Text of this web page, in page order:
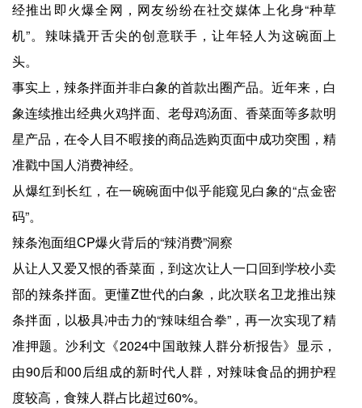
经推出即火爆全网，网友纷纷在社交媒体上化身“种草
机”。辣味撬开舌尖的创意联手，让年轻人为这碗面上
头。
事实上，辣条拌面并非白象的首款出圈产品。近年来，白
象连续推出经典火鸡拌面、老母鸡汤面、香菜面等多款明
星产品，在令人目不暇接的商品选购页面中成功突围，精
准戳中国人消费神经。
从爆红到长红，在一碗碗面中似乎能窥见白象的“点金密
码”。
辣条泡面组CP爆火背后的“辣消费”洞察
从让人又爱又恨的香菜面，到这次让人一口回到学校小卖
部的辣条拌面。更懂Z世代的白象，此次联名卫龙推出辣
条拌面，以极具冲击力的“辣味组合拳”，再一次实现了精
准押题。沙利文《2024中国敢辣人群分析报告》显示，
由90后和00后组成的新时代人群，对辣味食品的拥护程
度较高，食辣人群占比超过60%。